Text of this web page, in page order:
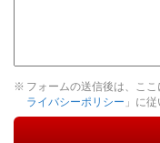
フォームの送信後は、こ
ライバシーポリシー 」に